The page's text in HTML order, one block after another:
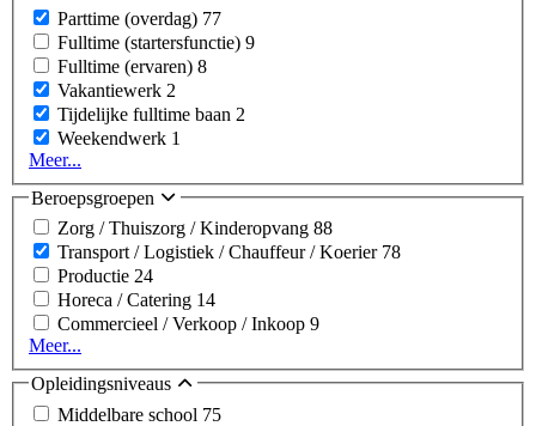
Parttime (overdag) 77
Fulltime (startersfunctie) 9
Fulltime (ervaren) 8
Vakantiewerk 2
Tijdelijke fulltime baan 2
Weekendwerk 1
Meer...
Beroepsgroepen
Zorg / Thuiszorg / Kinderopvang 88
Transport / Logistiek / Chauffeur / Koerier 78
Productie 24
Horeca / Catering 14
Commercieel / Verkoop / Inkoop 9
Meer...
Opleidingsniveaus
Middelbare school 75